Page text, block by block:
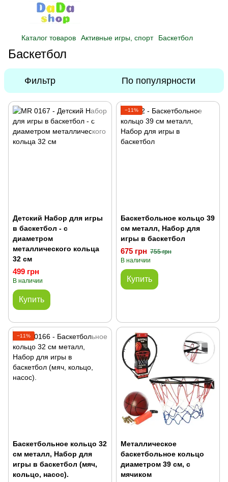
Каталог товаров Активные игры, спорт Баскетбол
Баскетбол
Фильтр По популярности
Детский Набор для игры
в баскетбол - с
диаметром
металлического кольца
32 см
499 грн
В наличии
Купить
−11%
Баскетбольное кольцо 39
см металл, Набор для
игры в баскетбол
675 грн 755 грн
В наличии
Купить
−11%
Баскетбольное кольцо 32
см металл, Набор для
игры в баскетбол (мяч,
кольцо, насос).
Металлическое
баскетбольное кольцо
диаметром 39 см, с
мячиком